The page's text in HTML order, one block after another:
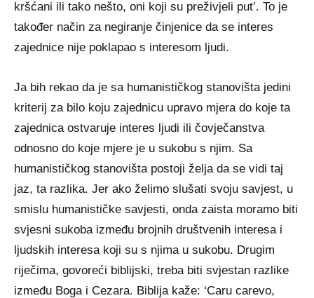
kršćani ili tako nešto, oni koji su preživjeli put’. To je
također način za negiranje činjenice da se interes
zajednice nije poklapao s interesom ljudi.
Ja bih rekao da je sa humanističkog stanovišta jedini
kriterij za bilo koju zajednicu upravo mjera do koje ta
zajednica ostvaruje interes ljudi ili čovječanstva
odnosno do koje mjere je u sukobu s njim. Sa
humanističkog stanovišta postoji želja da se vidi taj
jaz, ta razlika. Jer ako želimo slušati svoju savjest, u
smislu humanističke savjesti, onda zaista moramo biti
svjesni sukoba između brojnih društvenih interesa i
ljudskih interesa koji su s njima u sukobu. Drugim
riječima, govoreći biblijski, treba biti svjestan razlike
između Boga i Cezara. Biblija kaže: ‘Caru carevo,